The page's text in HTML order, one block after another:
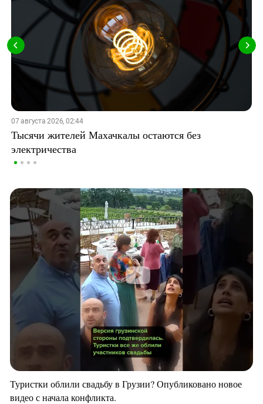
07 августа 2026, 02:44
Тысячи жителей Махачкалы остаются без
электричества
Туристки облили свадьбу в Грузии? Опубликовано новое
видео с начала конфликта.